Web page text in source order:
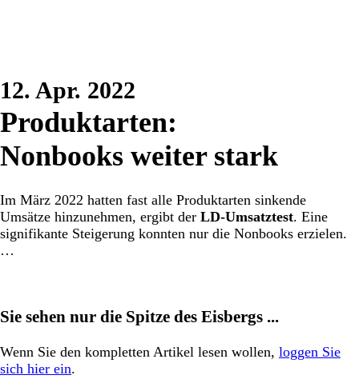
12. Apr. 2022
Produktarten:
Nonbooks weiter stark
Im März 2022 hatten fast alle Produktarten sinkende
Umsätze hinzunehmen, ergibt der LD-Umsatztest. Eine
signifikante Steigerung konnten nur die Nonbooks erzielen.
…
Sie sehen nur die Spitze des Eisbergs ...
Wenn Sie den kompletten Artikel lesen wollen, loggen Sie
sich hier ein.